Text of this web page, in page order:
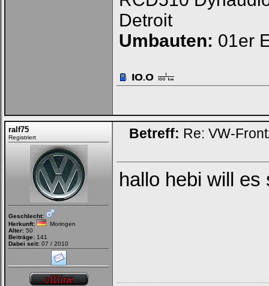
Detroit
Umbauten: 01er
ralf75
Registriert
Geschlecht:
Herkunft:
Moringen
Alter: 50
Beiträge: 141
Dabei seit: 07 / 2010
Betreff: Re: VW-
hallo hebi will